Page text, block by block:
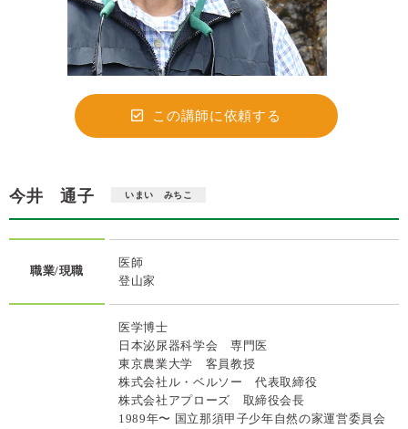
この講師に依頼する
今井 通子 いまい みちこ
職業/現職
医師
登山家
医学博士
日本泌尿器科学会 専門医
東京農業大学 客員教授
株式会社ル・ベルソー 代表取締役
株式会社アプローズ 取締役会長
1989年〜 国立那須甲子少年自然の家運営委員会